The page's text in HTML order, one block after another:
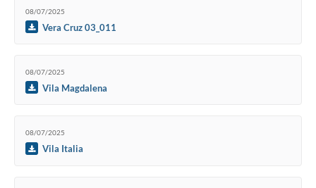
08/07/2025
Vera Cruz 03_011
08/07/2025
Vila Magdalena
08/07/2025
Vila Italia